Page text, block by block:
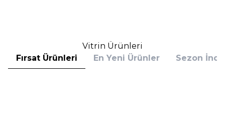
Vitrin Ürünleri
Fırsat Ürünleri
En Yeni Ürünler Sezon